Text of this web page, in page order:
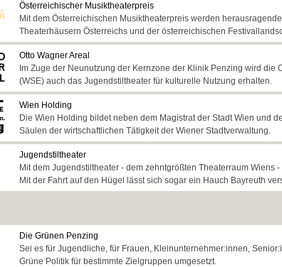
Österreichischer Musiktheaterpreis
Mit dem Österreichischen Musiktheaterpreis werden
Theaterhäusern Österreichs und der österreichischen
Otto Wagner Areal
Im Zuge der Neunutzung der Kernzone der Klinik Penzing wird die
(WSE) auch das Jugendstiltheater für kulturelle Nutzung erhalten.
Wien Holding
Die Wien Holding bildet neben dem Magistrat der Stadt Wien und
Säulen der wirtschaftlichen Tätigkeit der Wiener Stadtverwaltung.
Jugendstiltheater
Mit dem Jugendstiltheater - dem zehntgrößten Theaterraum Wiens
Mit der Fahrt auf den Hügel lässt sich sogar ein Hauch Bayreuth
Die Grünen Penzing
Sei es für Jugendliche, für Frauen, Kleinunternehmer:innen,
Grüne Politik für bestimmte Zielgruppen umgesetzt.